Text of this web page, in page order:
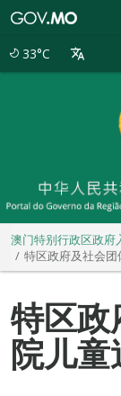
33°C
澳门特别行政区政府
特区政府及社会
特区政
院儿